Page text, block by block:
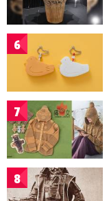
6
7
8